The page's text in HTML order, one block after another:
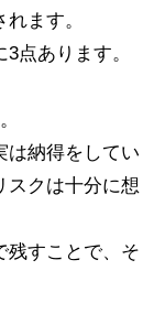
ます。
点あります。
は納得をしてい
スクは十分に想
残すことで、そ